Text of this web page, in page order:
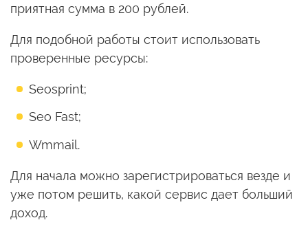
приятная сумма в 200 рублей.
Для подобной работы стоит использовать
проверенные ресурсы:
Seosprint;
Seo Fast;
Wmmail.
Для начала можно зарегистрироваться везде и
уже потом решить, какой сервис дает больший
доход.